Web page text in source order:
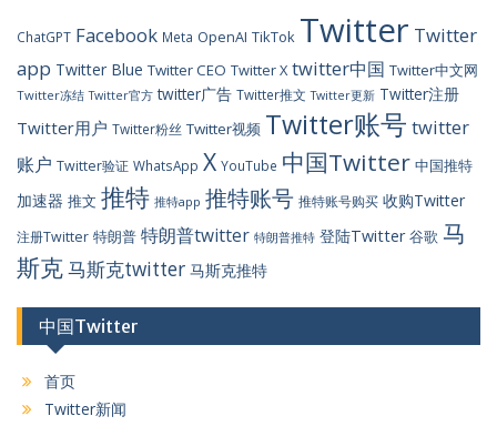
ChatGPT Facebook Meta OpenAI TikTok Twitter Twitter
app Twitter Blue Twitter CEO Twitter X twitter中国 Twitter中文网
Twitter冻结 Twitter官方 twitter广告 Twitter推文 Twitter更新 Twitter注册
Twitter用户 Twitter粉丝 Twitter视频 Twitter账号 twitter
账户 Twitter验证 WhatsApp X YouTube 中国Twitter 中国推特
加速器 推文 推特 推特app 推特账号 推特账号购买 收购Twitter
注册Twitter 特朗普 特朗普twitter 特朗普推特 登陆Twitter 谷歌 马
斯克马斯克twitter 马斯克推特
中国Twitter
首页
Twitter新闻